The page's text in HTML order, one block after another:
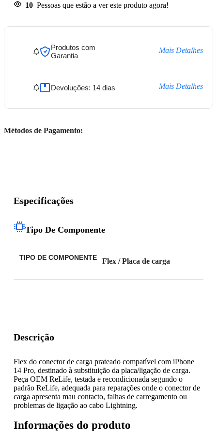
10 Pessoas que estão a ver este produto agora!
Produtos com
Garantia
Mais Detalhes
Devoluções: 14 dias Mais Detalhes
Métodos de Pagamento:
Descrição
Flex do conector de carga prateado compatível com iPhone
14 Pro, destinado à substituição da placa/ligação de carga.
Peça OEM ReLife, testada e recondicionada segundo o
padrão ReLife, adequada para reparações onde o conector de
carga apresenta mau contacto, falhas de carregamento ou
problemas de ligação ao cabo Lightning.
Informações do produto
Especificações
Tipo De Componente
TIPO DE COMPONENTE Flex / Placa de carga